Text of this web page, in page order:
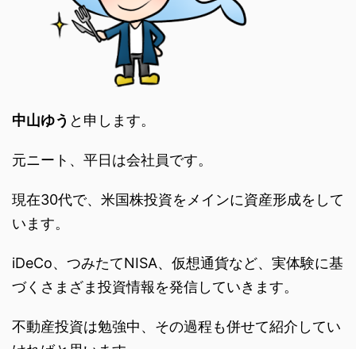
中山ゆう と申します。
元ニート、平日は会社員です。
現在30代で、米国株投資をメインに資産形成をして
います。
iDeCo、つみたてNISA、仮想通貨など、実体験に基
づくさまざま投資情報を発信していきます。
不動産投資は勉強中、その過程も併せて紹介してい